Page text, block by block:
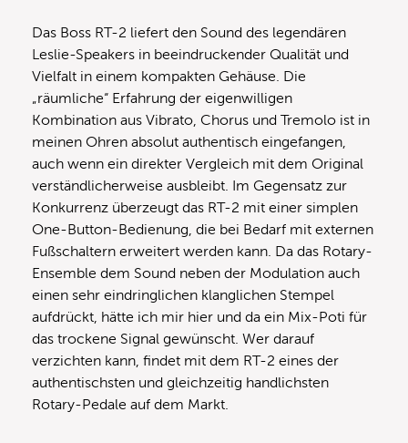
Das Boss RT-2 liefert den Sound des legendären
Leslie-Speakers in beeindruckender Qualität und
Vielfalt in einem kompakten Gehäuse. Die
„räumliche“ Erfahrung der eigenwilligen
Kombination aus Vibrato, Chorus und Tremolo ist in
meinen Ohren absolut authentisch eingefangen,
auch wenn ein direkter Vergleich mit dem Original
verständlicherweise ausbleibt. Im Gegensatz zur
Konkurrenz überzeugt das RT-2 mit einer simplen
One-Button-Bedienung, die bei Bedarf mit externen
Fußschaltern erweitert werden kann. Da das Rotary-
Ensemble dem Sound neben der Modulation auch
einen sehr eindringlichen klanglichen Stempel
aufdrückt, hätte ich mir hier und da ein Mix-Poti für
das trockene Signal gewünscht. Wer darauf
verzichten kann, findet mit dem RT-2 eines der
authentischsten und gleichzeitig handlichsten
Rotary-Pedale auf dem Markt.